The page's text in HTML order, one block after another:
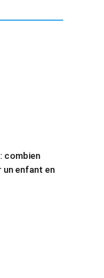
combien
un enfant en